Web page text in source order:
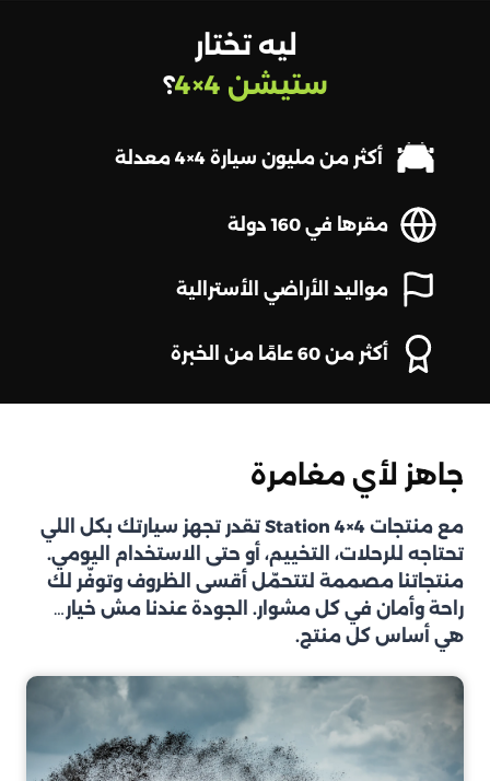
ليه تختار
ستيشن 4×4
؟
أكثر من مليون سيارة 4×4 معدلة
مقرها في 160 دولة
مواليد الأراضي الأسترالية
أكثر من 60 عامًا من الخبرة
جاهز لأي مغامرة
مع منتجات Station 4×4 تقدر تجهز سيارتك بكل اللي
تحتاجه للرحلات، التخييم، أو حتى الاستخدام اليومي.
منتجاتنا مصممة لتتحمّل أقسى الظروف وتوفّر لك
راحة وأمان في كل مشوار. الجودة عندنا مش خيار…
هي أساس كل منتج.